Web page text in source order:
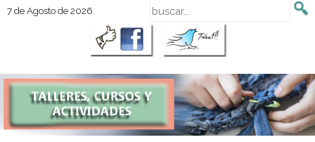
7 de Agosto de 2026